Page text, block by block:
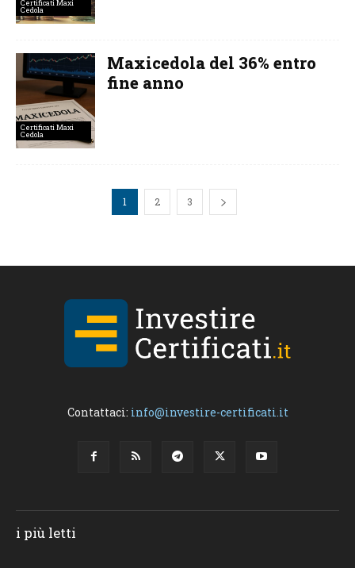
Certificati Maxi
Cedola
Certificati Maxi
Cedola
Maxicedola del 36% entro
fine anno
1 2 3
Contattaci: info@investire-certificati.it
i più letti